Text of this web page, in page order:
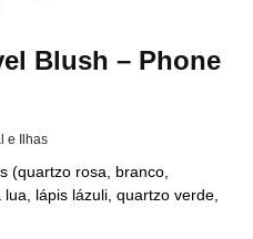
Blush – Phone
e Ilhas
(quartzo rosa, branco,
lápis lázuli, quartzo verde,